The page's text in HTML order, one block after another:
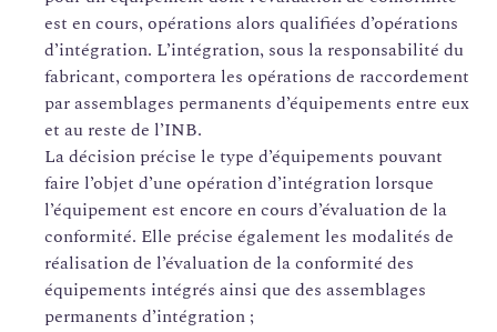
est en cours, opérations alors qualifiées d’opérations
d’intégration. L’intégration, sous la responsabilité du
fabricant, comportera les opérations de raccordement
par assemblages permanents d’équipements entre eux
et au reste de l’INB.
La décision précise le type d’équipements pouvant
faire l’objet d’une opération d’intégration lorsque
l’équipement est encore en cours d’évaluation de la
conformité. Elle précise également les modalités de
réalisation de l’évaluation de la conformité des
équipements intégrés ainsi que des assemblages
permanents d’intégration ;